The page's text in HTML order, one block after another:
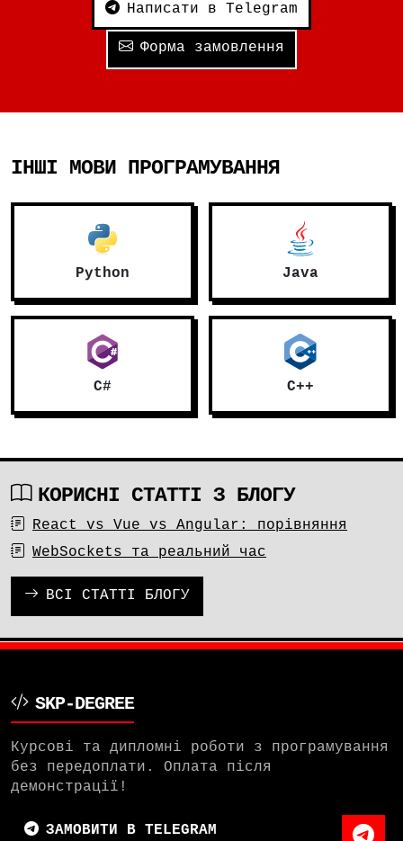
Написати в Telegram
Форма замовлення
ІНШІ МОВИ ПРОГРАМУВАННЯ
Python Java
C# C++
КОРИСНІ СТАТТІ З БЛОГУ
React vs Vue vs Angular: порівняння
WebSockets та реальний час
ВСІ СТАТТІ БЛОГУ
SKP-DEGREE
Курсові та дипломні роботи з програмування
без передоплати. Оплата після
демонстрації!
ЗАМОВИТИ В TELEGRAM